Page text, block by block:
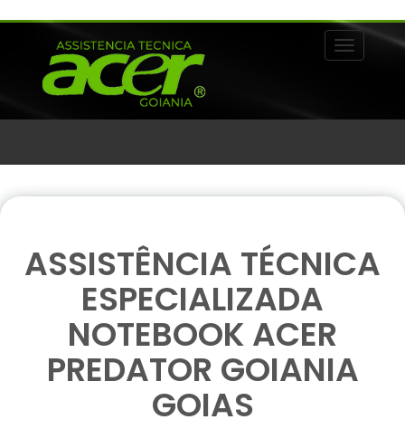
Alternar
ASSISTÊNCIA TÉCNICA
ESPECIALIZADA
NOTEBOOK ACER
PREDATOR GOIANIA
GOIAS